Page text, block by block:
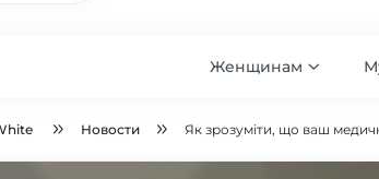
Женщинам
Новости Як зрозуміти, що ваш